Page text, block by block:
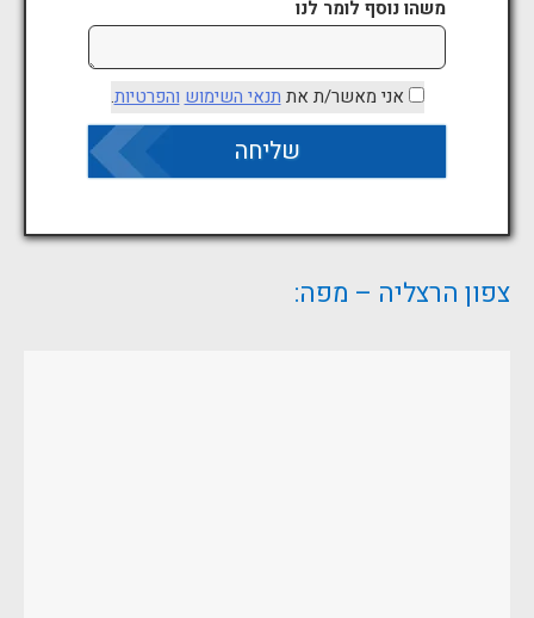
משהו נוסף לומר לנו
אני מאשר/ת את תנאי השימוש והפרטיות.
צפון הרצליה – מפה: